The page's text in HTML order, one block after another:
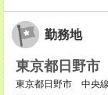
勤務地
東京都日野市
東京都日野市 中央